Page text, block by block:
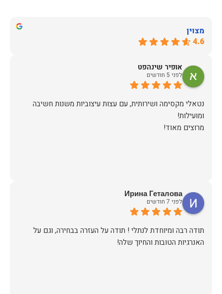
מצוין
4.6
אופיר שינהפט
לפני 5 חודשים
נטאלי מקסימה ושירותית, עם עצות עיצוביות משנות חשיבה
מרוצים מאוד!
Ирина Геталова
לפני 7 חודשים
​תודה רבה ומיוחדת לנתלי ! תודה על העזרה בבחירה, וגם על
האנרגיות הטובות והחיוך שלה!